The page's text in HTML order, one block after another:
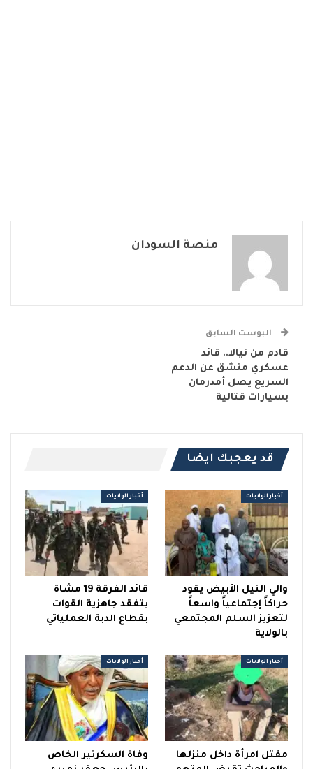
منصة السودان
البوست السابق
قادم من نيالا.. قائد
عسكري منشق عن الدعم
السريع يصل أمدرمان
بسيارات قتالية
قد يعجبك ايضا
أخبار الولايات
والي النيل الأبيض يقود
حراكاً إجتماعياً واسعاً
لتعزيز السلم المجتمعي
بالولاية
أخبار الولايات
قائد الفرقة 19 مشاة
يتفقد جاهزية القوات
بقطاع الدبة العملياتي
أخبار الولايات
مقتل امرأة داخل منزلها
أخبار الولايات
وفاة السكرتير الخاص